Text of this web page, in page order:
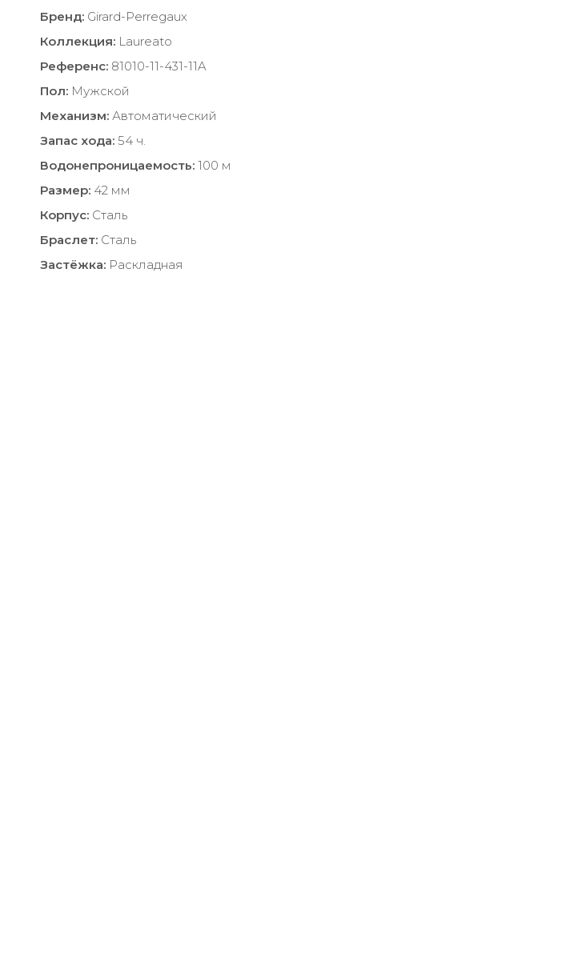
Бренд: Girard-Perregaux
Коллекция: Laureato
Референс: 81010-11-431-11A
Пол: Мужской
Механизм: Автоматический
Запас хода: 54 ч.
Водонепроницаемость: 100 м
Размер: 42 мм
Корпус: Сталь
Браслет: Сталь
Застёжка: Раскладная